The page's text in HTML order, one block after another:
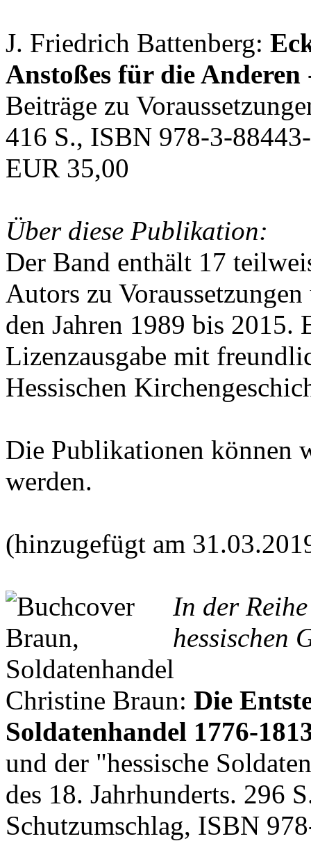
J. Friedrich Battenberg:
Anstoßes für die Anderen
Beiträge zu
416 S., ISBN 978-3-
EUR 35,00
Über diese Publikation:
Der Band enthält 17
Autors zu
den Jahren 1989 bis 2015.
Lizenzausgabe mit
Hessischen
Die Publikationen können
werden.
(hinzugefügt am
In der
hessischen
Christine Braun: Die
Soldatenhandel 1776-
und der "hessische
des 18. Jahrhunderts. 296
Schutzumschlag, ISBN